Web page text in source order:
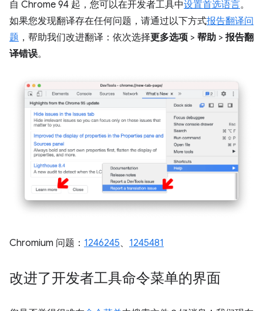
自 Chrome 94 起，您可以在开发者工具中设置首选语言。
如果您发现翻译存在任何问题，请通过以下方式报告翻译问
题 ，帮助我们改进翻译：依次选择更多选项 > 帮助 > 报告翻
译错误。
Chromium 问题： 1246245、 1245481
改进了开发者工具命令菜单的界面